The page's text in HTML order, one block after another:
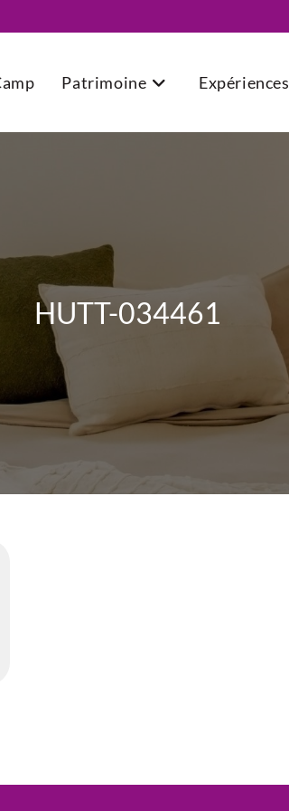
Patrimoine Expériences
HUTT-034461